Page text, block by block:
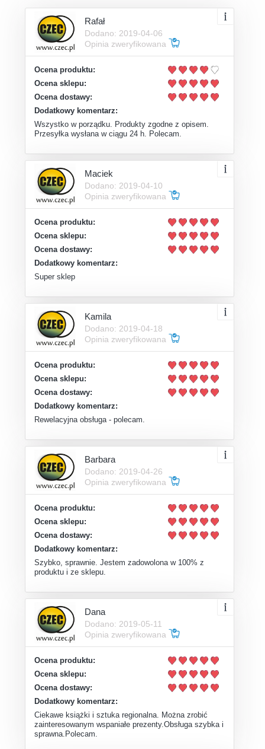
Rafał
Dodano: 2019-04-06
Opinia zweryfikowana
Ocena produktu:
Ocena sklepu:
Ocena dostawy:
Dodatkowy komentarz:
Wszystko w porządku. Produkty zgodne z opisem.
Przesyłka wysłana w ciągu 24 h. Polecam.
Maciek
Dodano: 2019-04-10
Opinia zweryfikowana
Ocena produktu:
Ocena sklepu:
Ocena dostawy:
Dodatkowy komentarz:
Super sklep
Kamila
Dodano: 2019-04-18
Opinia zweryfikowana
Ocena produktu:
Ocena sklepu:
Ocena dostawy:
Dodatkowy komentarz:
Rewelacyjna obsługa - polecam.
Barbara
Dodano: 2019-04-26
Opinia zweryfikowana
Ocena produktu:
Ocena sklepu:
Ocena dostawy:
Dodatkowy komentarz:
Szybko, sprawnie. Jestem zadowolona w 100% z
produktu i ze sklepu.
Dana
Dodano: 2019-05-11
Opinia zweryfikowana
Ocena produktu:
Ocena sklepu:
Ocena dostawy:
Dodatkowy komentarz:
Ciekawe książki i sztuka regionalna. Można zrobić
zainteresowanym wspaniałe prezenty.Obsługa szybka i
sprawna.Polecam.